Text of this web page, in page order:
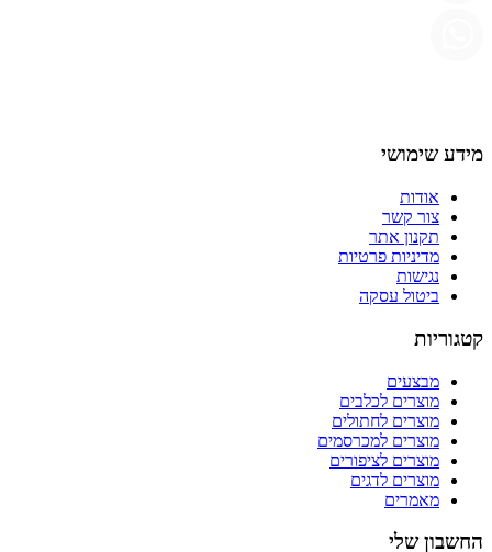
מידע שימושי
אודות
צור קשר
תקנון אתר
מדיניות פרטיות
נגישות
ביטול עסקה
קטגוריות
מבצעים
מוצרים לכלבים
מוצרים לחתולים
מוצרים למכרסמים
מוצרים לציפורים
מוצרים לדגים
מאמרים
החשבון שלי